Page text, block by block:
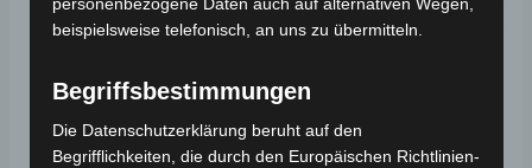
personenbezogene Daten auch auf alternativen Wegen,
beispielsweise telefonisch, an uns zu übermitteln.
Begriffsbestimmungen
Die Datenschutzerklärung beruht auf den
Begrifflichkeiten, die durch den Europäischen Richtlinien-